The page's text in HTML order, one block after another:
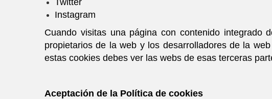
Twitter
Instagram
Cuando visitas una página con contenido integrado
propietarios de la web y los desarrolladores de la
estas cookies debes ver las webs de esas terceras
Aceptación de la Política de cookies